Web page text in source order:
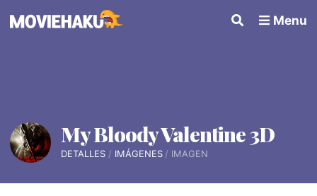
Menu
My Bloody Valentine 3D
DETALLES IMÁGENES IMAGEN